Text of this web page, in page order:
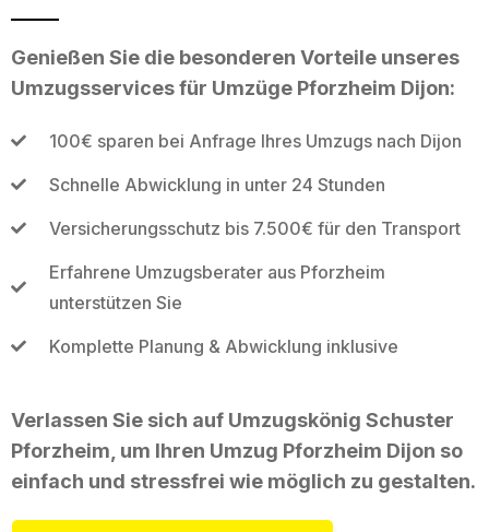
Genießen Sie die besonderen Vorteile unseres
Umzugsservices für Umzüge Pforzheim Dijon:
100€ sparen bei Anfrage Ihres Umzugs nach Dijon
Schnelle Abwicklung in unter 24 Stunden
Versicherungsschutz bis 7.500€ für den Transport
Erfahrene Umzugsberater aus Pforzheim
unterstützen Sie
Komplette Planung & Abwicklung inklusive
Verlassen Sie sich auf Umzugskönig Schuster
Pforzheim, um Ihren Umzug Pforzheim Dijon so
einfach und stressfrei wie möglich zu gestalten.